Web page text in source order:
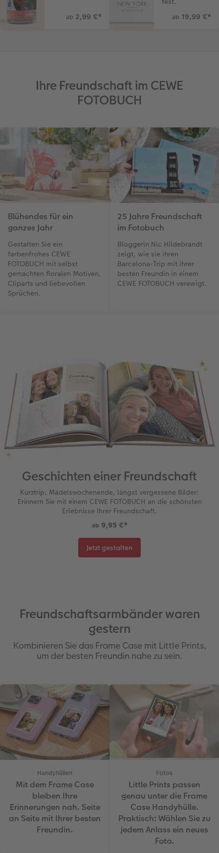
ab 2,99 €* ab 19,99 €*
Ihre Freundschaft im CEWE
FOTOBUCH
Blühendes für ein
ganzes Jahr
Gestalten Sie ein
farbenfrohes CEWE
FOTOBUCH mit selbst
gemachten floralen Motiven,
Cliparts und liebevollen
Sprüchen.
25 Jahre Freundschaft
im Fotobuch
Bloggerin Nic Hildebrandt
zeigt, wie sie ihren
Barcelona-Trip mit ihrer
besten Freundin in einem
CEWE FOTOBUCH verewigt.
Geschichten einer Freundschaft
Kurztrip, Mädelswochenende, längst vergessene Bilder:
Erinnern Sie mit einem CEWE FOTOBUCH an die schönsten
Erlebnisse Ihrer Freundschaft.
ab 9,95 €*
Jetzt gestalten
Freundschaftsarmbänder waren
gestern
Kombinieren Sie das Frame Case mit Little Prints,
um der besten Freundin nahe zu sein.
Handyhüllen
Mit dem Frame Case
bleiben Ihre
Erinnerungen nah. Seite
an Seite mit Ihrer besten
Freundin.
Fotos
Little Prints passen
genau unter die Frame
Case Handyhülle.
Praktisch: Wählen Sie zu
jedem Anlass ein neues
Foto.